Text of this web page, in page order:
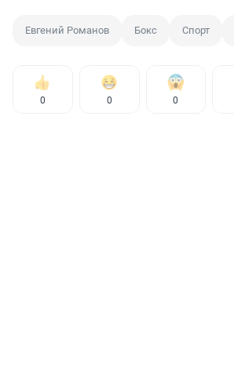
Евгений Романов Бокс Спорт
0 0 0